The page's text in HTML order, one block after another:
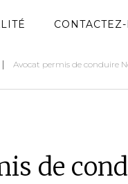
Avocat permis de conduire
de